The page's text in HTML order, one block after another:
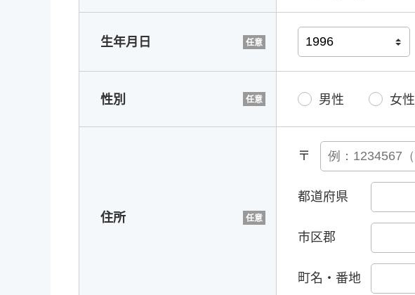
生年月日
性別 男性 女性
住所
〒
都道府県
市区郡
町名・番地